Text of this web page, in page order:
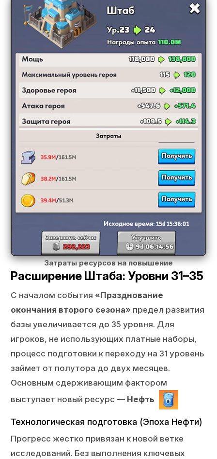
Затраты ресурсов на повышение
Расширение Штаба: Уровни 31–35
С началом события «Празднование
окончания второго сезона» предел развития
базы увеличивается до 35 уровня. Для
игроков, не использующих платные наборы,
процесс подготовки к переходу на 31 уровень
займет от полутора до двух месяцев.
Основным сдерживающим фактором
выступает новый ресурс — Нефть
Технологическая подготовка (Эпоха Нефти)
Прогресс жестко привязан к новой ветке
исследований. Без выполнения ключевых